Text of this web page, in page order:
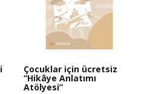
Çocuklar için ücretsiz
“Hikâye Anlatımı
Atölyesi”